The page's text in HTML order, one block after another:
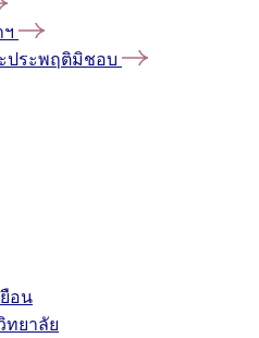
ประพฤติมิชอบ
อน
ทยาลัย